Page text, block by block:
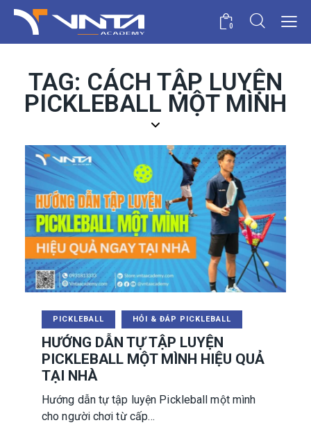
0
TAG: CÁCH TẬP LUYỆN
PICKLEBALL MỘT MÌNH
PICKLEBALL HỎI & ĐÁP PICKLEBALL
HƯỚNG DẪN TỰ TẬP LUYỆN
PICKLEBALL MỘT MÌNH HIỆU QUẢ
TẠI NHÀ
Hướng dẫn tự tập luyện Pickleball một mình
cho người chơi từ cấp…